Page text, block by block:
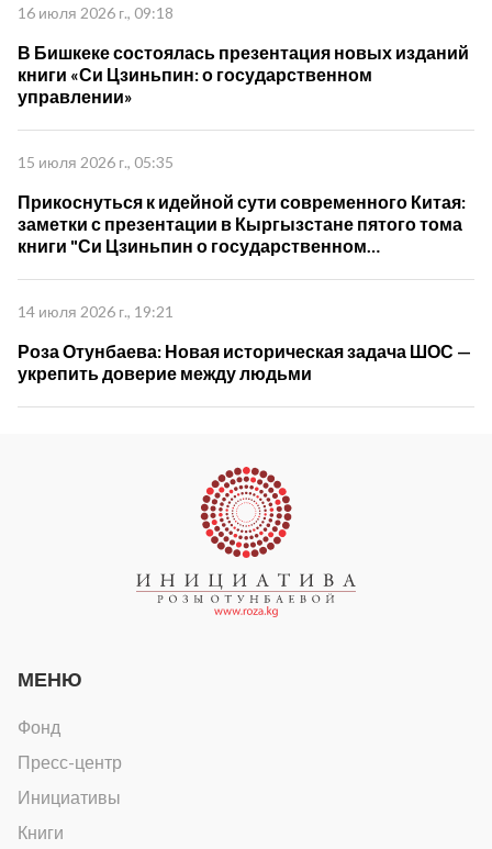
16 июля 2026 г., 09:18
В Бишкеке состоялась презентация новых изданий
книги «Си Цзиньпин: о государственном
управлении»
15 июля 2026 г., 05:35
Прикоснуться к идейной сути современного Китая:
заметки с презентации в Кыргызстане пятого тома
книги "Си Цзиньпин о государственном
14 июля 2026 г., 19:21
Роза Отунбаева: Новая историческая задача ШОС —
укрепить доверие между людьми
МЕНЮ
Фонд
Пресс-центр
Инициативы
Книги